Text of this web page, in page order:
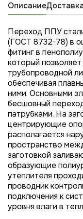
Описание
Переход ППУ
(ГОСТ 8732-78) в
фитинг в
который
трубопроводной
обеспечивая
ними. Основными
бесшовный
патрубками. На
центрирующие
располагается
пространство
заготовкой
образующие
утеплителя
проводник
подключения к
уровня влаги в